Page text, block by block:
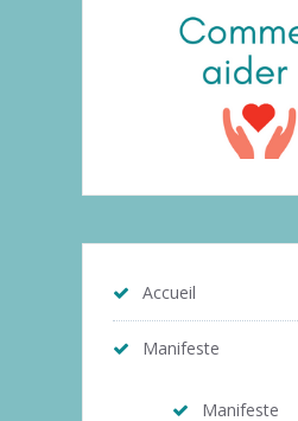
Accueil
Manifeste
Manifeste